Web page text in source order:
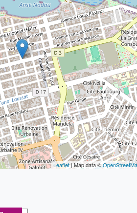
Leaflet| Map data ©